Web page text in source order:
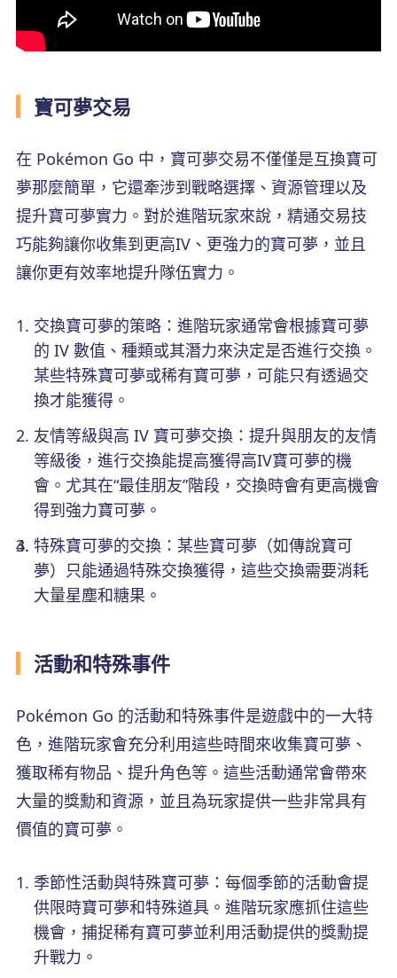
寶可夢交易
在 Pokémon Go 中，寶可夢交易不僅僅是互換寶可
夢那麼簡單，它還牽涉到戰略選擇、資源管理以及
提升寶可夢實力。對於進階玩家來說，精通交易技
巧能夠讓你收集到更高IV、更強力的寶可夢，並且
讓你更有效率地提升隊伍實力。
交換寶可夢的策略：進階玩家通常會根據寶可夢
的 IV 數值、種類或其潛力來決定是否進行交換。
某些特殊寶可夢或稀有寶可夢，可能只有透過交
換才能獲得。
友情等級與高 IV 寶可夢交換：提升與朋友的友情
等級後，進行交換能提高獲得高IV寶可夢的機
會。尤其在“最佳朋友”階段，交換時會有更高機會
得到強力寶可夢。
特殊寶可夢的交換：某些寶可夢（如傳說寶可
夢）只能通過特殊交換獲得，這些交換需要消耗
大量星塵和糖果。
活動和特殊事件
Pokémon Go 的活動和特殊事件是遊戲中的一大特
色，進階玩家會充分利用這些時間來收集寶可夢、
獲取稀有物品、提升角色等。這些活動通常會帶來
大量的獎勳和資源，並且為玩家提供一些非常具有
價值的寶可夢。
季節性活動與特殊寶可夢：每個季節的活動會提
供限時寶可夢和特殊道具。進階玩家應抓住這些
機會，捕捉稀有寶可夢並利用活動提供的獎勳提
升戰力。